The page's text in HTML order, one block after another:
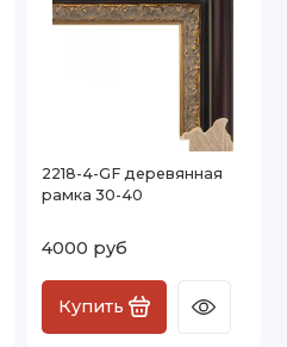
2218-4-GF деревянная
рамка 30-40
4000 руб
Купить